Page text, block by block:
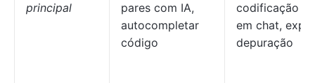
principal
pares com IA,
autocompletar
código
codificação
em chat,
depuração